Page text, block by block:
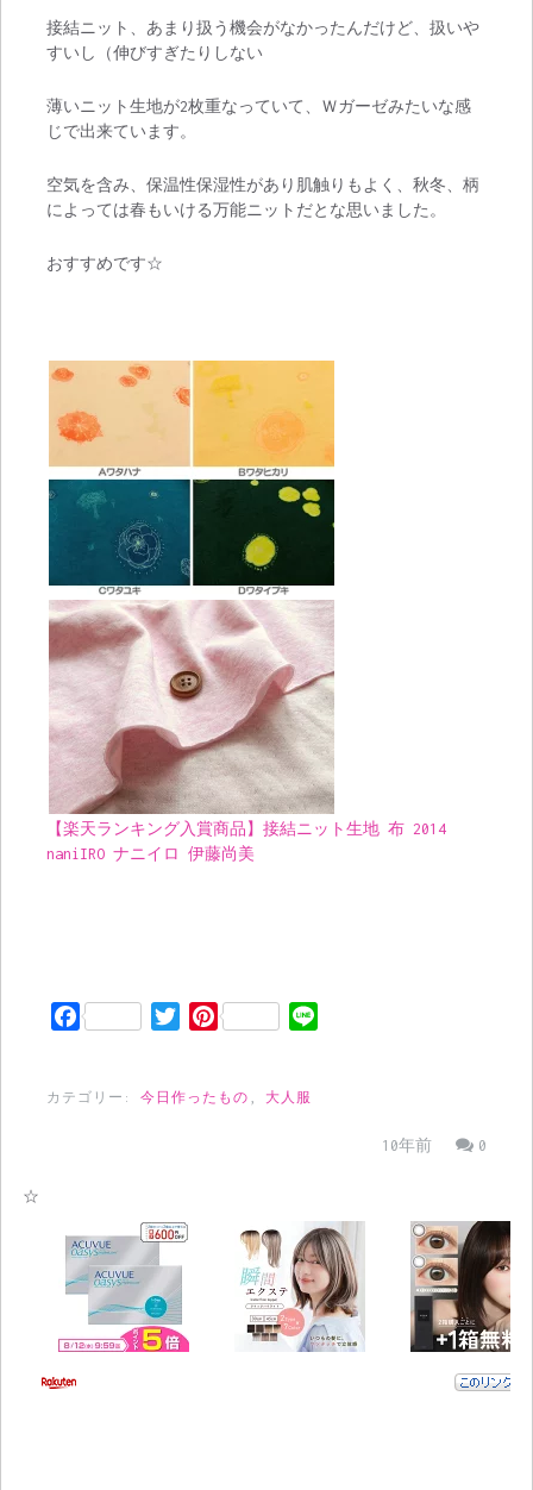
接結ニット、あまり扱う機会がなかったんだけど、扱いや
すいし（伸びすぎたりしない
薄いニット生地が2枚重なっていて、Ｗガーゼみたいな感
じで出来ています。
空気を含み、保温性保湿性があり肌触りもよく、秋冬、柄
によっては春もいける万能ニットだとな思いました。
おすすめです☆
【楽天ランキング入賞商品】接結ニット生地 布 2014
naniIRO ナニイロ 伊藤尚美
Facebook TwitterPinterest
カテゴリー: 今日作ったもの 大人服
0
10年前
☆